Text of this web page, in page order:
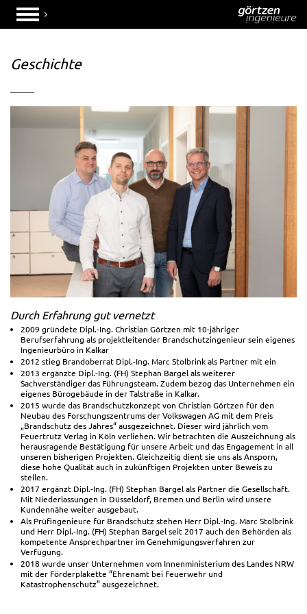
Geschichte
Durch Erfahrung gut vernetzt
2009 gründete Dipl.-Ing. Christian Görtzen mit 10-jähriger
Berufserfahrung als projektleitender Brandschutzingenieur sein eigenes
Ingenieurbüro in Kalkar
2012 stieg Brandoberrat Dipl.-Ing. Marc Stolbrink als Partner mit ein
2013 ergänzte Dipl.-Ing. (FH) Stephan Bargel als weiterer
Sachverständiger das Führungsteam. Zudem bezog das Unternehmen ein
eigenes Bürogebäude in der Talstraße in Kalkar.
2015 wurde das Brandschutzkonzept von Christian Görtzen für den
Neubau des Forschungszentrums der Volkswagen AG mit dem Preis
„Brandschutz des Jahres“ ausgezeichnet. Dieser wird jährlich vom
Feuertrutz Verlag in Köln verliehen. Wir betrachten die Auszeichnung als
herausragende Bestätigung für unsere Arbeit und das Engagement in all
unseren bisherigen Projekten. Gleichzeitig dient sie uns als Ansporn,
diese hohe Qualität auch in zukünftigen Projekten unter Beweis zu
stellen.
2017 ergänzt Dipl.-Ing. (FH) Stephan Bargel als Partner die Gesellschaft.
Mit Niederlassungen in Düsseldorf, Bremen und Berlin wird unsere
Kundennähe weiter ausgebaut.
Als Prüfingenieure für Brandschutz stehen Herr Dipl.-Ing. Marc Stolbrink
und Herr Dipl.-Ing. (FH) Stephan Bargel seit 2017 auch den Behörden als
kompetente Ansprechpartner im Genehmigungsverfahren zur
Verfügung.
2018 wurde unser Unternehmen vom Innenministerium des Landes NRW
mit der Förderplakette “Ehrenamt bei Feuerwehr und
Katastrophenschutz” ausgezeichnet.